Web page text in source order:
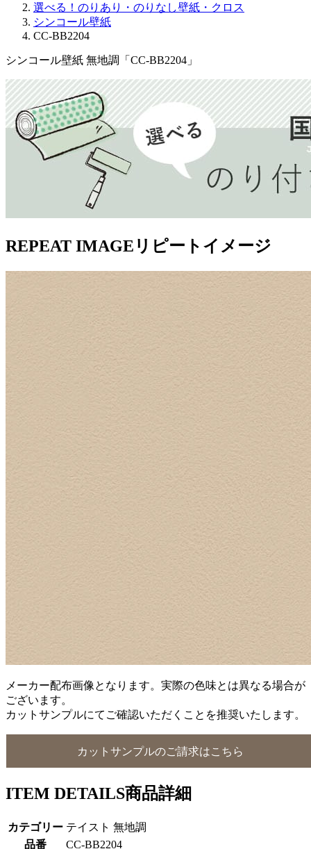
選べる！のりあり・のりなし壁紙・クロス
シンコール壁紙
CC-BB2204
シンコール壁紙 無地調「CC-BB2204」
REPEAT IMAGE リピートイメージ
メーカー配布画像となります。実際の色味とは異なる場合が
ございます。
カットサンプルにてご確認いただくことを推奨いたします。
カットサンプルのご請求はこちら
ITEM DETAILS商品詳細
カテゴリー テイスト 無地調
品番
CC-BB2204